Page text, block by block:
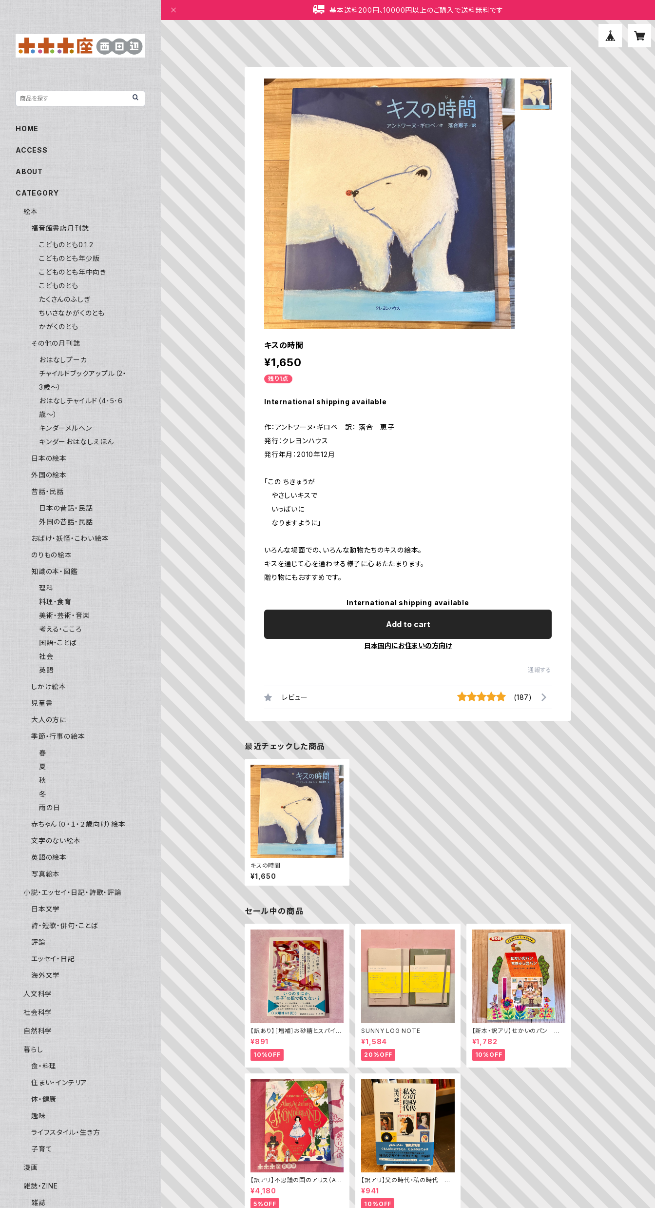
基本送料200円、10000円以上のご購入で送料無料です
キスの時間
¥1,650
残り1点
International shipping available
作：アントワーヌ・ギロペ 訳： 落合 恵子
発行：クレヨンハウス
発行年月：2010年12月
「この ちきゅうが
やさしいキスで
いっぱいに
なりますように」
いろんな場面での、いろんな動物たちのキスの絵本。
キスを通じて心を通わせる様子に心あたたまります。
贈り物にもおすすめです。
International shipping available
Add to cart
日本国内にお住まいの方向け
通報する
レビュー (187)
最近チェックした商品
キスの時間
¥1,650
セール中の商品
【訳あり】［増補］お砂糖とスパイス
と爆発的な何か ——不真面目な
批評家によるフェミニスト批評入門
¥891
10%OFF
SUNNY LOG NOTE
¥1,584
20%OFF
【新本・訳アリ】せかいのパン ちき
ゅうのパン（普及版 かこさとし
¥1,782
10%OFF
【訳アリ】不思議の国のアリス（Alic
e’s Adventures in WONDERL
AND）
¥4,180
5%OFF
【訳アリ】父の時代・私の時代 ─
わがエディトリアル・デザイン史
¥941
10%OFF
HOME
ACCESS
ABOUT
CATEGORY
絵本
福音館書店月刊誌
こどものとも0.1.2
こどものとも年少版
こどものとも年中向き
こどものとも
たくさんのふしぎ
ちいさなかがくのとも
かがくのとも
その他の月刊誌
おはなしプーカ
チャイルドブックアップル（2・
3歳～）
おはなしチャイルド（4･5･6
歳～）
キンダーメルヘン
キンダーおはなしえほん
日本の絵本
外国の絵本
昔話・民話
日本の昔話・民話
外国の昔話・民話
おばけ・妖怪・こわい絵本
のりもの絵本
知識の本・図鑑
理科
料理・食育
美術・芸術・音楽
考える・こころ
国語・ことば
社会
英語
しかけ絵本
児童書
大人の方に
季節・行事の絵本
春
夏
秋
冬
雨の日
赤ちゃん（０・１・２歳向け）絵本
文字のない絵本
英語の絵本
写真絵本
小説・エッセイ・日記・詩歌・評論
日本文学
詩・短歌・俳句・ことば
評論
エッセイ・日記
海外文学
人文科学
社会科学
自然科学
暮らし
食・料理
住まい・インテリア
体・健康
趣味
ライフスタイル・生き方
子育て
漫画
雑誌・ZINE
雑誌